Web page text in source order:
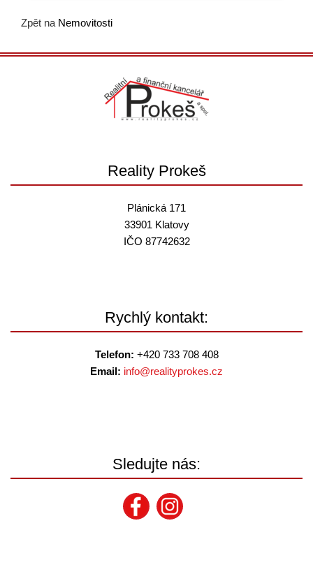
Zpět na Nemovitosti
Reality Prokeš
Plánická 171
33901 Klatovy
IČO 87742632
Rychlý kontakt:
Telefon: +420 733 708 408
Email: info@realityprokes.cz
Sledujte nás: